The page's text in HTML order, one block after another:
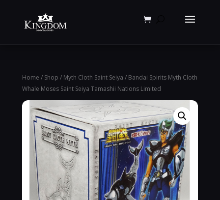
Home / Shop / Myth Cloth Saint Seiya / Bandai Spirits Myth Cloth
Whale Moses Saint Seiya Tamashii Nations Limited